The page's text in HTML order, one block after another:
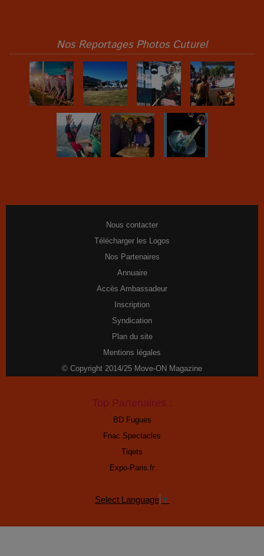
Nos Reportages Photos Cuturel
Nous contacter
Télécharger les Logos
Nos Partenaires
Annuaire
Accès Ambassadeur
Inscription
Syndication
Plan du site
Mentions légales
© Copyright 2014/25 Move-ON Magazine
BD Fugues
Fnac Spectacles
Tiqets
Expo-Paris.fr
Select Language ▼